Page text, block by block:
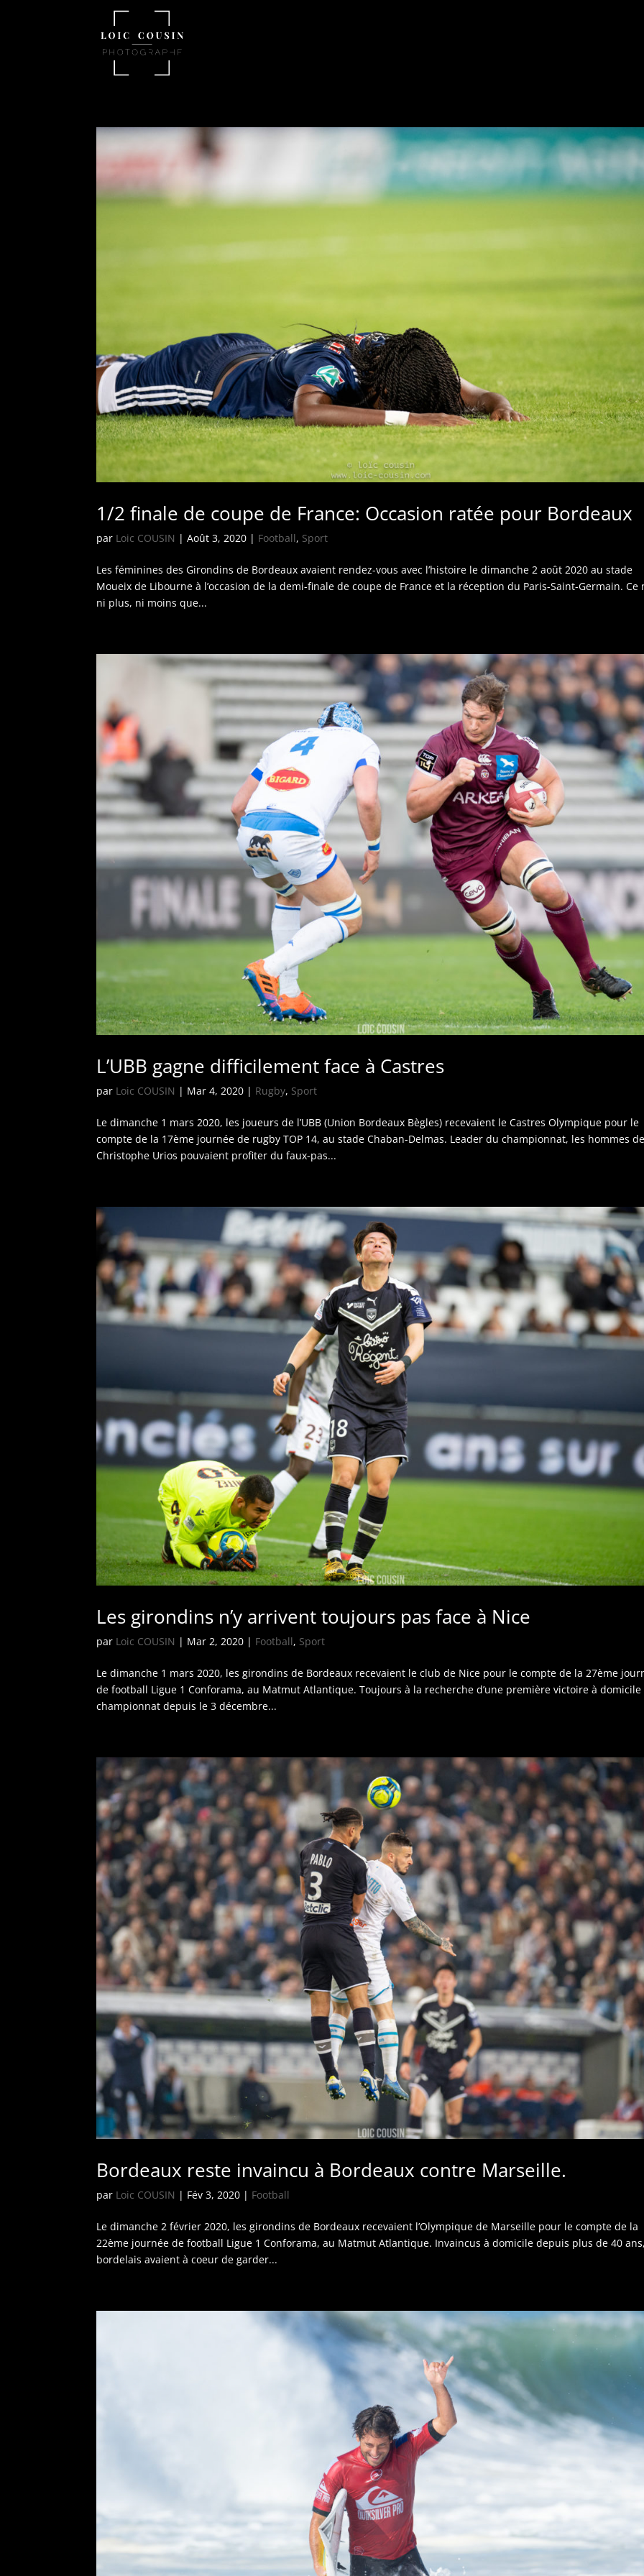
1/2 finale de coupe de France: Occasion ratée pour Bordeaux
par Loic COUSIN |Août 3, 2020 | Football, Sport
Les féminines des Girondins de Bordeaux avaient rendez-vous avec l’histoire le dimanche 2 août 2020 au stade
Moueix de Libourne à l’occasion de la demi-finale de coupe de France et la réception du Paris-Saint-Germain. Ce
ni plus, ni moins que...
L’UBB gagne difficilement face à Castres
par Loic COUSIN | Mar 4, 2020 | Rugby, Sport
Le dimanche 1 mars 2020, les joueurs de l’UBB (Union Bordeaux Bègles) recevaient le Castres Olympique pour le
compte de la 17ème journée de rugby TOP 14, au stade Chaban-Delmas. Leader du championnat, les hommes
Christophe Urios pouvaient profiter du faux-pas...
Les girondins n’y arrivent toujours pas face à Nice
par Loic COUSIN | Mar 2, 2020 | Football, Sport
Le dimanche 1 mars 2020, les girondins de Bordeaux recevaient le club de Nice pour le compte de la 27ème
de football Ligue 1 Conforama, au Matmut Atlantique. Toujours à la recherche d’une première victoire à domicile
championnat depuis le 3 décembre...
Bordeaux reste invaincu à Bordeaux contre Marseille.
par Loic COUSIN | Fév 3, 2020 | Football
Le dimanche 2 février 2020, les girondins de Bordeaux recevaient l’Olympique de Marseille pour le compte de la
22ème journée de football Ligue 1 Conforama, au Matmut Atlantique. Invaincus à domicile depuis plus de 40
bordelais avaient à coeur de garder...